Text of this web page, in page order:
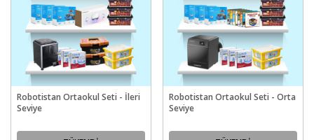
Robotistan Ortaokul Seti - İleri
Seviye
Robotistan Ortaokul Seti - Orta
Seviye